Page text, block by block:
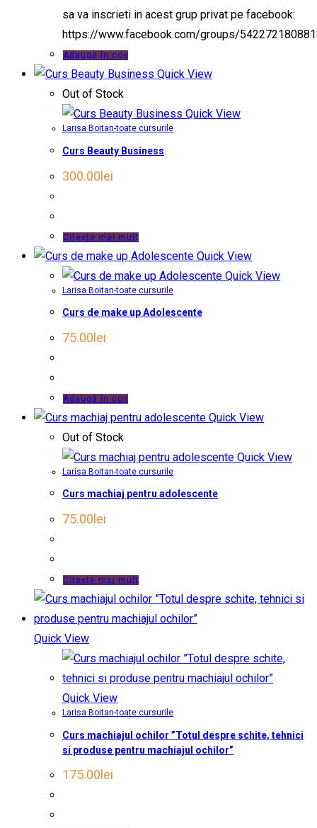
sa va inscrieti in acest grup privat pe facebook:
https://www.facebook.com/groups/
Adaugă în coș
Quick View
Out of Stock
Quick View
Larisa Boitan-toate cursurile
Curs Beauty Business
300.00lei
Citește mai mult
Quick View
Quick View
Larisa Boitan-toate cursurile
Curs de make up Adolescente
75.00lei
Adaugă în coș
Quick View
Out of Stock
Quick View
Larisa Boitan-toate cursurile
Curs machiaj pentru adolescente
75.00 lei
Citește mai mult
Quick View
Quick View
Larisa Boitan-toate cursurile
Curs machiajul ochilor ”Totul despre schite, tehnici
si produse pentru machiajul ochilor”
175.00 lei